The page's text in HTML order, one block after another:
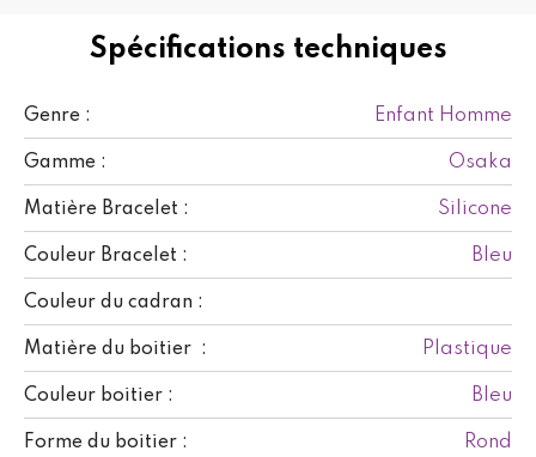
Spécifications techniques
Genre : Enfant Homme
Gamme : Osaka
Matière Bracelet : Silicone
Couleur Bracelet : Bleu
Couleur du cadran :
Matière du boitier : Plastique
Couleur boitier : Bleu
Forme du boitier : Rond